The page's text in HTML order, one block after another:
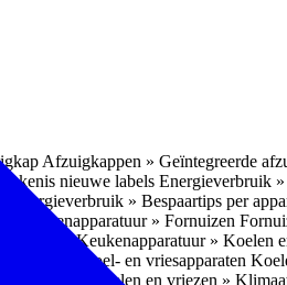
Afzuigkappen » Geïntegreerde
nieuwe labels Energieverbruik
Energieverbruik » Bespaartips per
Keukenapparatuur » Fornuizen
Keukenapparatuur » Koelen
koel- en vriesapparaten
Koelen en vriezen »